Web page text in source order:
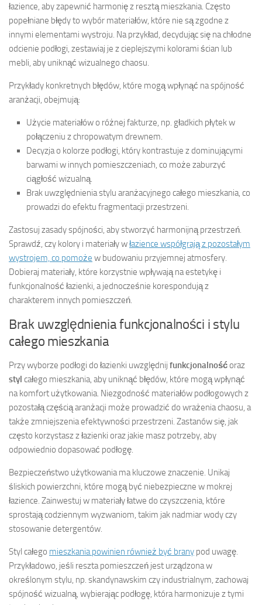
łazience, aby zapewnić harmonię z resztą mieszkania. Często
popełniane błędy to wybór materiałów, które nie są zgodne z
innymi elementami wystroju. Na przykład, decydując się na chłodne
odcienie podłogi, zestawiaj je z cieplejszymi kolorami ścian lub
mebli, aby uniknąć wizualnego chaosu.
Przykłady konkretnych błędów, które mogą wpłynąć na spójność
aranżacji, obejmują:
Użycie materiałów o różnej fakturze, np. gładkich płytek w
połączeniu z chropowatym drewnem.
Decyzja o kolorze podłogi, który kontrastuje z dominującymi
barwami w innych pomieszczeniach, co może zaburzyć
ciągłość wizualną.
Brak uwzględnienia stylu aranżacyjnego całego mieszkania, co
prowadzi do efektu fragmentacji przestrzeni.
Zastosuj zasady spójności, aby stworzyć harmonijną przestrzeń.
Sprawdź, czy kolory i materiały włazience współgrają z pozostałym
wystrojem, co pomoże w budowaniu przyjemnej atmosfery.
Dobieraj materiały, które korzystnie wpływają na estetykę i
funkcjonalność łazienki, a jednocześnie korespondują z
charakterem innych pomieszczeń.
Brak uwzględnienia funkcjonalności i stylu
całego mieszkania
Przy wyborze podłogi do łazienki uwzględnij funkcjonalnośćoraz
styl całego mieszkania, aby uniknąć błędów, które mogą wpłynąć
na komfort użytkowania. Niezgodność materiałów podłogowych z
pozostałą częścią aranżacji może prowadzić do wrażenia chaosu, a
także zmniejszenia efektywności przestrzeni. Zastanów się, jak
często korzystasz z łazienki oraz jakie masz potrzeby, aby
odpowiednio dopasować podłogę.
Bezpieczeństwo użytkowania ma kluczowe znaczenie. Unikaj
śliskich powierzchni, które mogą być niebezpieczne w mokrej
łazience. Zainwestuj w materiały łatwe do czyszczenia, które
sprostają codziennym wyzwaniom, takim jak nadmiar wody czy
stosowanie detergentów.
Styl całego mieszkania powinien również być brany pod uwagę.
Przykładowo, jeśli reszta pomieszczeń jest urządzona w
określonym stylu, np. skandynawskim czy industrialnym, zachowaj
spójność wizualną, wybierając podłogę, która harmonizuje z tymi